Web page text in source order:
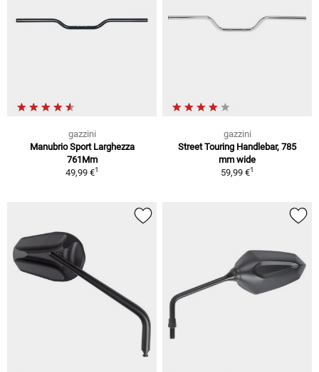
gazzini
Manubrio Sport Larghezza
761Mm
49,99 €1
gazzini
Street Touring Handlebar, 785
mm wide
59,99 €1